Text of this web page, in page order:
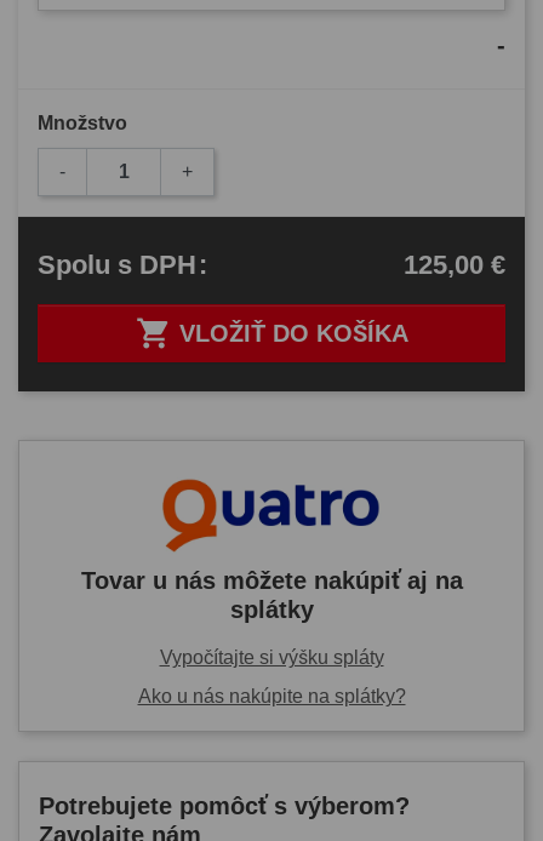
-
Množstvo
- +
 VLOŽIŤ DO KOŠÍKA
Spolu s DPH: 125,00 €
Tovar u nás môžete nakúpiť aj na
splátky
Vypočítajte si výšku spláty
Ako u nás nakúpite na splátky?
Potrebujete pomôcť s výberom?
Zavolajte nám